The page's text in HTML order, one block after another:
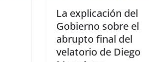
La explicación del
Gobierno sobre el
abrupto final del
velatorio de Diego